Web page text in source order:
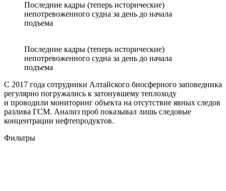
Последние кадры (теперь исторические)
непотревоженного судна за день до начала
подъема
Последние кадры (теперь исторические)
непотревоженного судна за день до начала
подъема
С 2017 года сотрудники Алтайского биосферного заповедника
регулярно погружались к затонувшему теплоходу
и проводили мониторинг объекта на отсутствие явных следов
разлива ГСМ. Анализ проб показывал лишь следовые
концентрации нефтепродуктов.
Фильтры